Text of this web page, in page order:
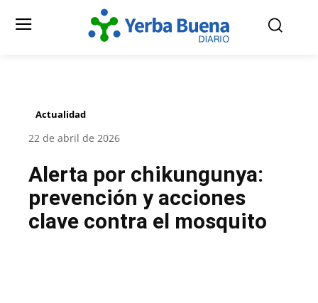
Actualidad
22 de abril de 2026
Alerta por chikungunya:
prevención y acciones
clave contra el mosquito